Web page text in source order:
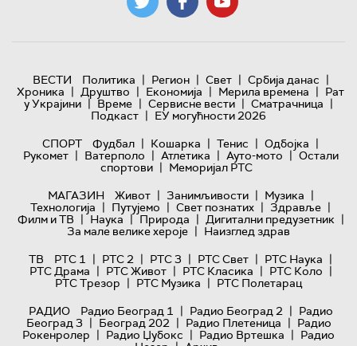
ВЕСТИ Политика | Регион | Свет | Србија данас |
Хроника | Друштво | Економија | Мерила времена | Рат
у Украјини | Време | Сервисне вести | Сматрачница |
Подкаст | ЕУ могућности 2026
СПОРТ
Фудбал | Кошарка | Тенис | Одбојка |
Рукомет | Ватерполо | Атлетика | Ауто-мото | Остали
спортови | Меморијал РТС
МАГАЗИН
Живот | Занимљивости | Музика |
Технологијa | Путујемо | Свет познатих | Здравље |
Филм и ТВ | Наука | Природа | Дигитални предузетник |
За мале велике хероје | Наизглед здрав
ТВ
РТС 1 | РТС 2 | РТС 3 | РТС Свет | РТС Наука |
РТС Драма | РТС Живот | РТС Класика | РТС Коло |
РТС Трезор | РТС Музика | РТС Полетарац
РАДИО
Радио Београд 1 | Радио Београд 2 | Радио
Београд 3 | Београд 202 | Радио Плетеница | Радио
Рокенролер | Радио Џубокс | Радио Вртешка | Радио